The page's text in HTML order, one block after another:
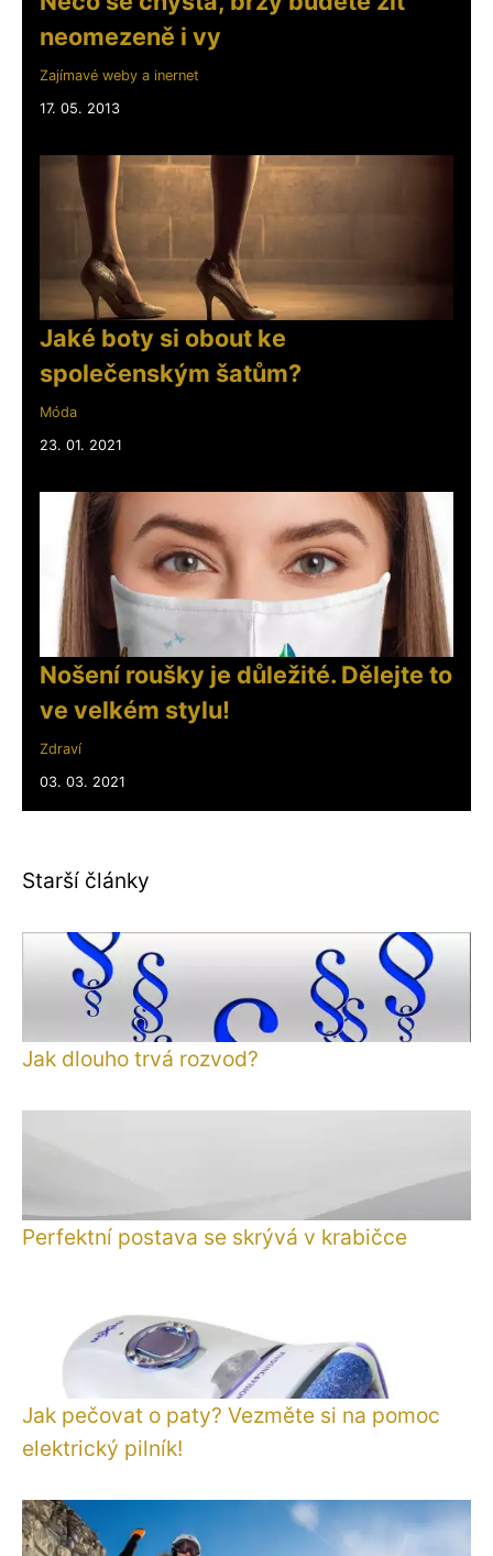
neomezeně i vy
Zajímavé weby a inernet
17. 05. 2013
Jaké boty si obout ke
společenským šatům?
Móda
23. 01. 2021
Nošení roušky je důležité. Dělejte to
ve velkém stylu!
Zdraví
03. 03. 2021
Starší články
Jak dlouho trvá rozvod?
Perfektní postava se skrývá v krabičce
Jak pečovat o paty? Vezměte si na pomoc
elektrický pilník!